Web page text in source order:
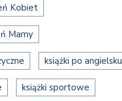
Kobiet
Mamy
książki po angielsku
książki sportowe